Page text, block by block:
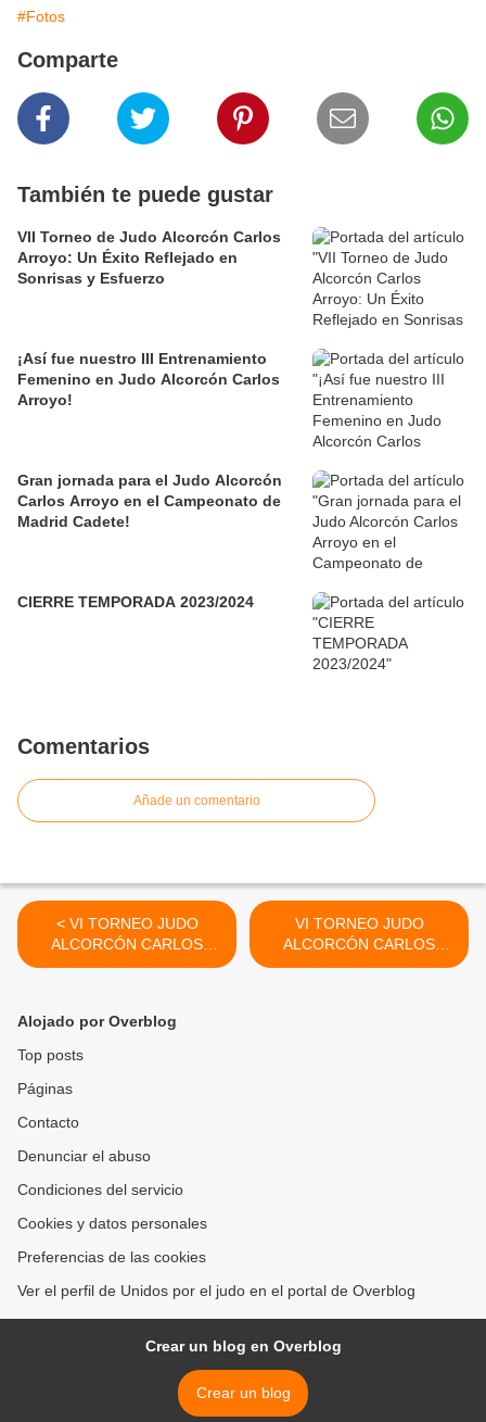
#Fotos
Comparte
También te puede gustar
VII Torneo de Judo Alcorcón Carlos
Arroyo: Un Éxito Reflejado en
Sonrisas y Esfuerzo
¡Así fue nuestro III Entrenamiento
Femenino en Judo Alcorcón Carlos
Arroyo!
Gran jornada para el Judo Alcorcón
Carlos Arroyo en el Campeonato de
Madrid Cadete!
CIERRE TEMPORADA 2023/2024
Comentarios
Añade un comentario
< VI TORNEO JUDO
ALCORCÓN CARLOS
ARROYO
VI TORNEO JUDO
ALCORCÓN CARLOS
ARROYO >
Alojado por Overblog
Top posts
Páginas
Contacto
Denunciar el abuso
Condiciones del servicio
Cookies y datos personales
Preferencias de las cookies
Ver el perfil de Unidos por el judo en el portal de Overblog
Crear un blog en Overblog
Crear un blog